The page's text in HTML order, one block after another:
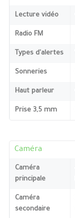
Lecture vidéo
Radio FM
Types d'alertes
Sonneries
Haut parleur
Prise 3,5 mm
Caméra
Caméra
principale
Caméra
secondaire